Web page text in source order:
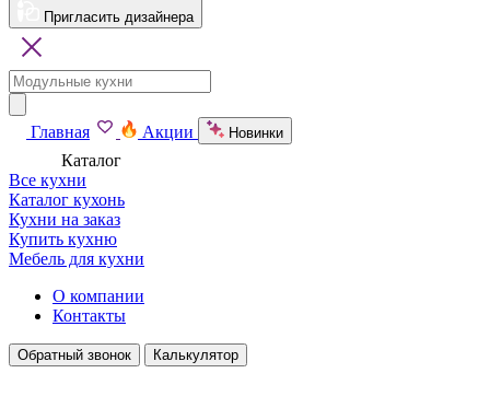
Пригласить дизайнера
Главная Акции Новинки
Каталог
Все кухни
Каталог кухонь
Кухни на заказ
Купить кухню
Мебель для кухни
О компании
Контакты
Обратный звонок Калькулятор